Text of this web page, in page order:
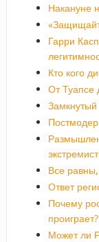
Накануне
Гарри
Кто кого
От Туапсе
Замкнутый
Все
Ответ
Почему
проиграет?
Может ли